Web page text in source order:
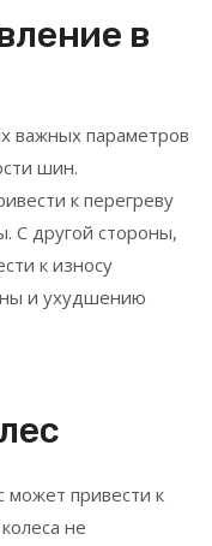
в
важных параметров
шин.
к перегреву
С другой стороны,
к износу
и ухудшению
может привести к
не